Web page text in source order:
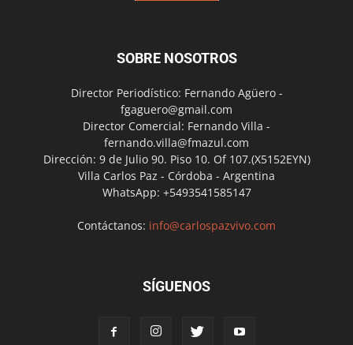
SOBRE NOSOTROS
Director Periodístico: Fernando Agüero -
fgaguero@gmail.com
Director Comercial: Fernando Villa -
fernando.villa@fmazul.com
Dirección: 9 de Julio 90. Piso 10. Of 107.(X5152EYN)
Villa Carlos Paz - Córdoba - Argentina
WhatsApp: +5493541585147
Contáctanos: info@carlospazvivo.com
SÍGUENOS